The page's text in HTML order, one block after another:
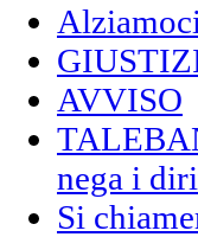
AVVISO
nega i
Si